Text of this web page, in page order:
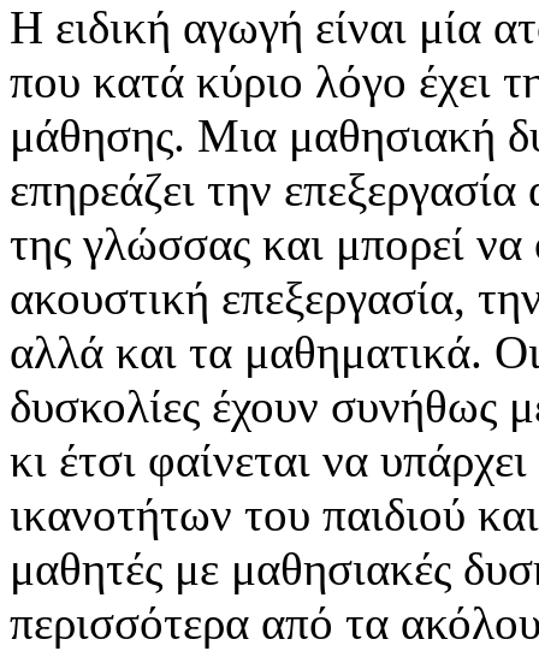
Η ειδική αγωγή είναι μία
που κατά κύριο λόγο έχει
μάθησης. Μια μαθησιακή
επηρεάζει την
της γλώσσας και μπορεί να
ακουστική επεξεργασία,
αλλά και τα μαθηματικά.
δυσκολίες έχουν συνήθως
κι έτσι φαίνεται να
ικανοτήτων του παιδιού
μαθητές με μαθησιακές
περισσότερα από τα